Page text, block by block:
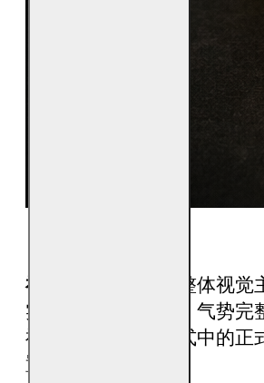
祥龙纳财酥油烛
为整体视
实稳重，龙身环绕、气势完
神台供奉与重要仪式中的正
置。